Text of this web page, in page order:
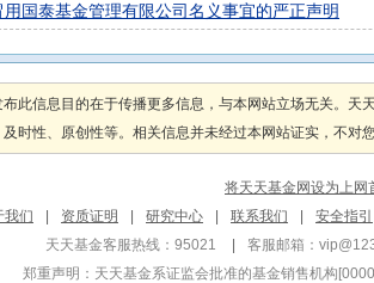
国泰基金管理有限公司名义事宜的严正声明
此信息目的在于传播更多信息，与本网站立场无关。
时性、原创性等。相关信息并未经过本网站证实，不
将天天基金网设为上网
我们
资质证明 研究中心 联系我们
安全指引
天天基金客服热线：95021
客服邮箱：
郑重声明： 天天基金系证监会批准的基金销售机构